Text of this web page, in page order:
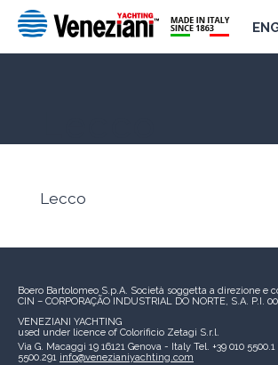
Lecco
Boero Bartolomeo S.p.A. Società soggetta a direzione e
CIN – CORPORAÇÃO INDUSTRIAL DO NORTE, S.A. P.I.
VENEZIANI YACHTING
used under licence of Colorificio Zetagi S.r.l.
Via G. Macaggi 19 16121 Genova - Italy Tel. +39 010 5500.1
5500.291 info@venezianiyachting.com